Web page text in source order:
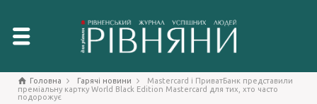
Головна Гарячі новини
Mastercard і ПриватБанк представили
преміальну картку World Black Edition Mastercard для тих, хто часто
подорожує